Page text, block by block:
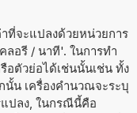
ที่จะแปลงด้วยหน่วยการ
ลอรี / นาที'. ในการทำ
อตัวย่อได้เช่นนั้นเช่น ทั้ง
น เครื่องคำนวณจะระบุ
ปลง, ในกรณีนี้คือ